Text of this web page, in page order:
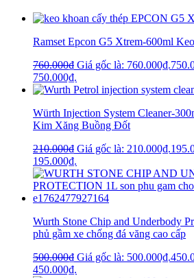
Ramset Epcon G5 Xtrem-600ml
760.000₫ Giá gốc là: 760.000₫.
750.000₫.
Würth Injection System Cleaner-
Kim Xăng Buồng Đốt
210.000₫ Giá gốc là: 210.000₫.
195.000₫.
Wurth Stone Chip and Underbody
phủ gầm xe chống đá văng cao cấp
500.000₫ Giá gốc là: 500.000₫.
450.000₫.